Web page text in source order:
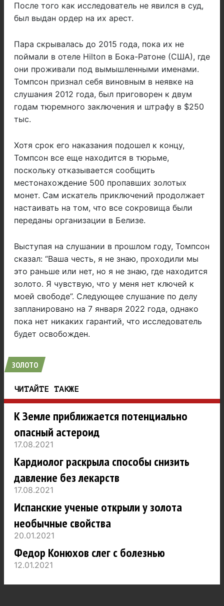
После того как исследователь не явился в суд,
был выдан ордер на их арест.
Пара скрывалась до 2015 года, пока их не
поймали в отеле Hilton в Бока-Ратоне (США), где
они проживали под вымышленными именами.
Томпсон признал себя виновным в неявке на
слушания 2012 года, был приговорен к двум
годам тюремного заключения и штрафу в $250
тыс.
Хотя срок его наказания подошел к концу,
Томпсон все еще находится в тюрьме,
поскольку отказывается сообщить
местонахождение 500 пропавших золотых
монет. Сам искатель приключений продолжает
настаивать на том, что все сокровища были
переданы организации в Белизе.
Выступая на слушании в прошлом году, Томпсон
сказал: “Ваша честь, я не знаю, проходили мы
это раньше или нет, но я не знаю, где находится
золото. Я чувствую, что у меня нет ключей к
моей свободе”. Следующее слушание по делу
запланировано на 7 января 2022 года, однако
пока нет никаких гарантий, что исследователь
будет освобожден.
ЗОЛОТО
ЧИТАЙТЕ ТАКЖЕ
К Земле приближается потенциально
опасный астероид
17.08.2021
Кардиолог раскрыла способы снизить
давление без лекарств
17.08.2021
Испанские ученые открыли у золота
необычные свойства
20.01.2021
Федор Конюхов слег с болезнью
12.01.2021